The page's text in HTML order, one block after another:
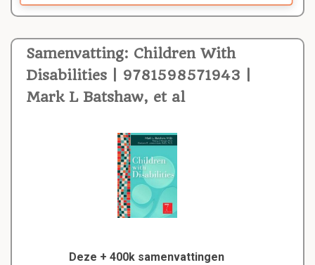
Samenvatting: Children With
Disabilities | 9781598571943 |
Mark L Batshaw, et al
Deze + 400k samenvattingen